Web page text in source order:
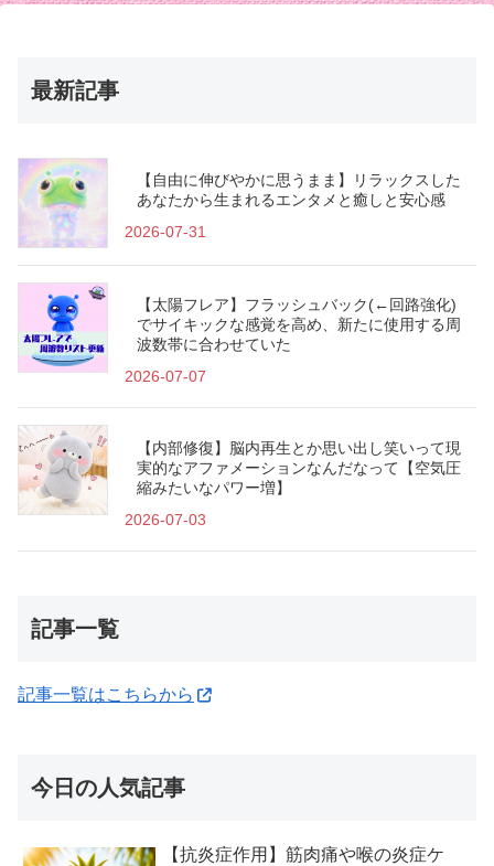
最新記事
【自由に伸びやかに思うまま】リラックスした
あなたから生まれるエンタメと癒しと安心感
2026-07-31
【太陽フレア】フラッシュバック(←回路強化)
でサイキックな感覚を高め、新たに使用する周
波数帯に合わせていた
2026-07-07
【内部修復】脳内再生とか思い出し笑いって現
実的なアファメーションなんだなって【空気圧
縮みたいなパワー増】
2026-07-03
記事一覧
記事一覧はこちらから
今日の人気記事
【抗炎症作用】筋肉痛や喉の炎症ケ